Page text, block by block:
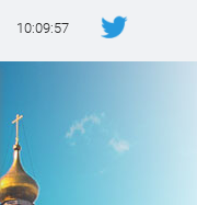
10:09:57